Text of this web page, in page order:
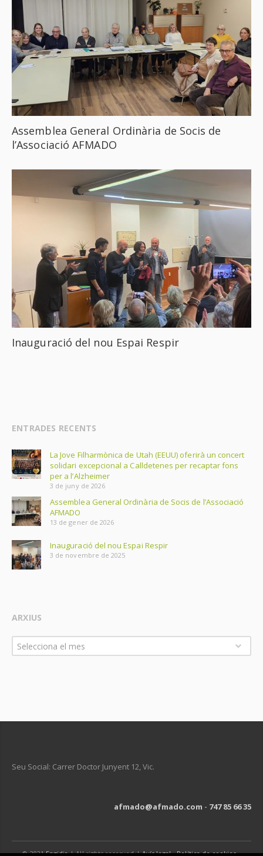
Assemblea General Ordinària de Socis de
l’Associació AFMADO
Inauguració del nou Espai Respir
ENTRADES RECENTS
La Jove Filharmònica de Utah (EEUU) oferirà un concert
solidari excepcional a Calldetenes per recaptar fons
per a l’Alzheimer
3 de juny de 2026
Assemblea General Ordinària de Socis de l’Associació
AFMADO
13 de gener de 2026
Inauguració del nou Espai Respir
3 de novembre de 2025
ARXIUS
Arxius
Selecciona el mes
Seu Social: Carrer Doctor Junyent 12, Vic.
afmado@afmado.com - 747 85 66 35
© 2021Engidia| All rights reserved |Avís legal-Política de cookies-